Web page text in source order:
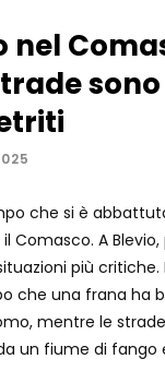
di neve in
la metro C
cosa c’è nelle
blitz della
abusivo
nel
che si è
Comasco. A
più
che una frana ha
mentre le
un fiume di fango